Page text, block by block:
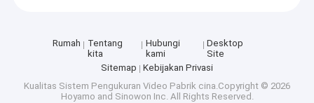
Rumah
Tentang
kita
Hubungi
kami
Desktop
Site
Sitemap
Kebijakan Privasi
Kualitas Sistem Pengukuran Video Pabrik cina.Copyright © 2026
Hoyamo and Sinowon Inc. All Rights Reserved.